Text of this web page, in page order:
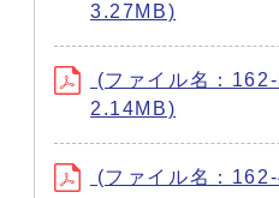
3.27MB)
(ファイル名：
2.14MB)
(ファイル名：